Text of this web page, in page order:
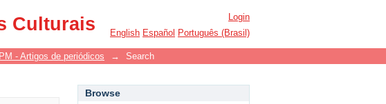
Culturais
Login
English Español Português (Brasil)
PM - Artigos de periódicos → Search
Browse